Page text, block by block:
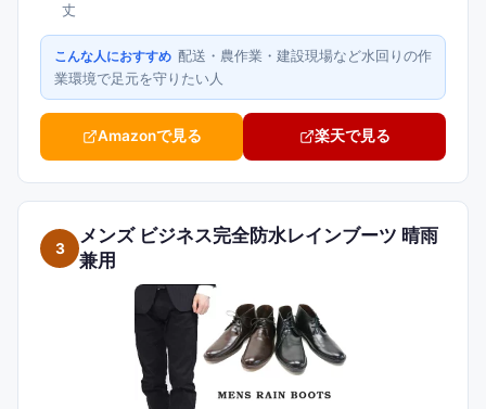
丈
こんな人におすすめ 配送・農作業・建設現場など水回りの作
業環境で足元を守りたい人
Amazonで見る 楽天で見る
3
メンズ ビジネス完全防水レインブーツ 晴雨
兼用